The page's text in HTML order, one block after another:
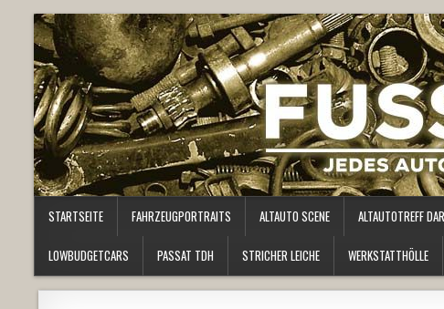
STARTSEITE FAHRZEUGPORTRAITS ALTAUTO SCENE ALTAUTOTREFF
LOWBUDGETCARS PASSAT TDH STRICHER LEICHE WERKSTATTHÖLLE